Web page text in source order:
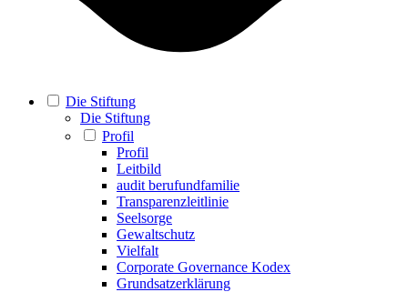
Die Stiftung
Die Stiftung
Profil
Profil
Leitbild
audit berufundfamilie
Transparenzleitlinie
Seelsorge
Gewaltschutz
Vielfalt
Corporate Governance Kodex
Grundsatzerklärung